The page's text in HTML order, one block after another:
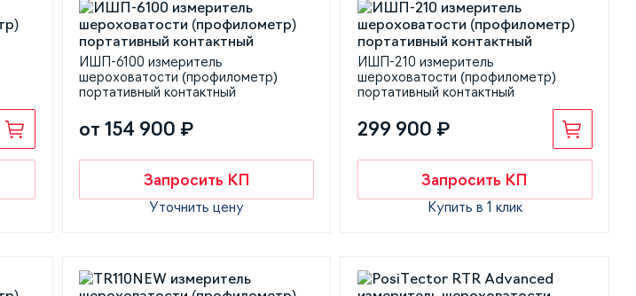
ИШП-6100 измеритель
шероховатости (профилометр)
портативный контактный
от 154 900 ₽
Запросить КП
Уточнить цену
ИШП-210 измеритель
шероховатости (профилометр)
портативный контактный
299 900 ₽
Запросить КП
Купить в 1 клик